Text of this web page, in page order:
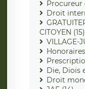
Procureur
Droit
CITOYEN (15)
VILLAGE-
Die, Diois
Droit